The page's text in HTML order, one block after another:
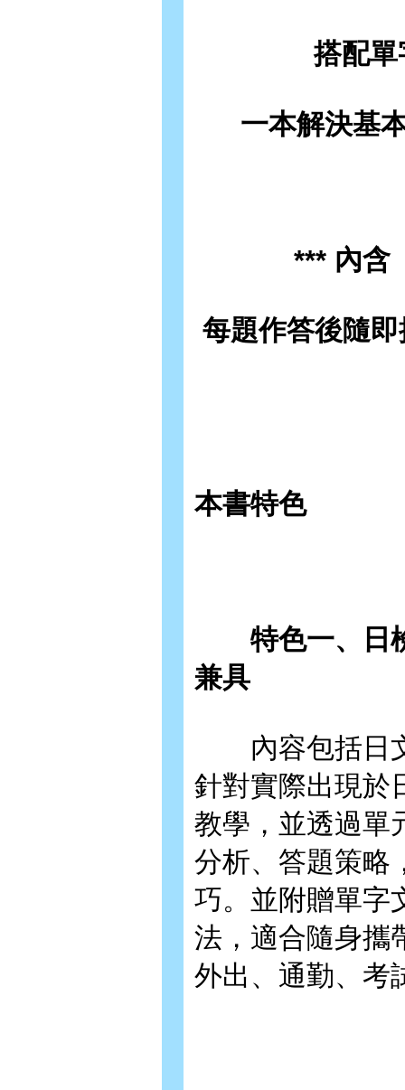
搭配單
一本解決基
*** 內含
每題作答後隨
本書特色
特色一、日檢
兼具
內容包括日文
針對實際出現於
教學，並透過單
分析、答題策略
巧。並附贈單字
法，適合隨身攜
外出、通勤、考